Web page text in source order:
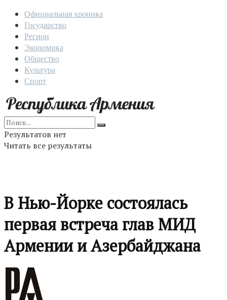
Официальная хроника
Государство
Регион
Экономика
Общество
Культура
Спорт
Результатов нет
Читать все результаты
В Нью-Йорке состоялась
первая встреча глав МИД
Армении и Азербайджана